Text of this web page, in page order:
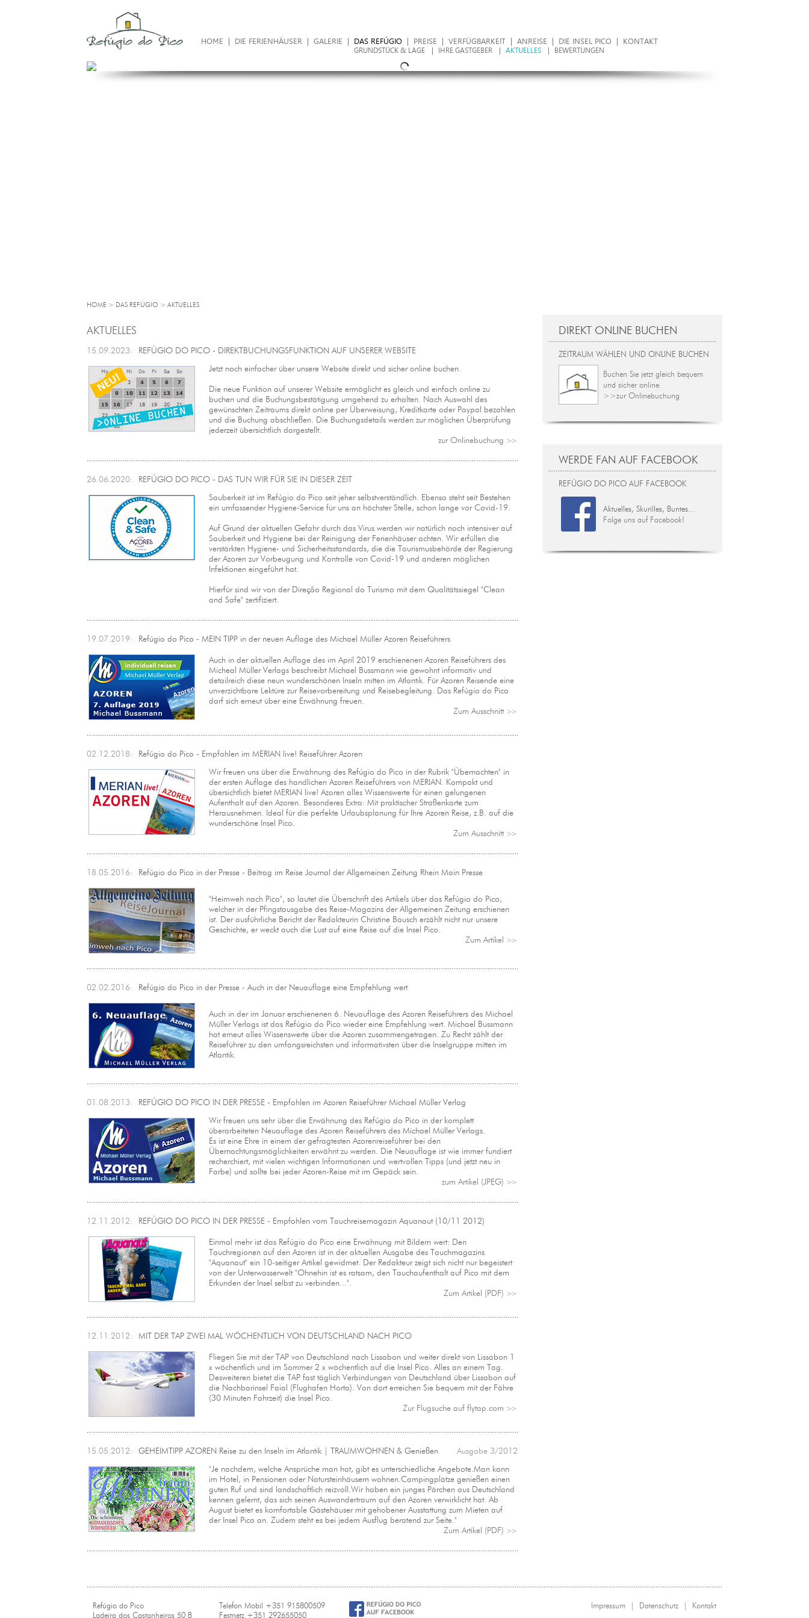
HOME DIE FERIENHÄUSER GALERIE DAS REFÚGIO PREISE VERFÜGBARKEIT ANREISE DIE INSEL PICO KONTAKT
GRUNDSTÜCK & LAGE IHRE GASTGEBER AKTUELLES BEWERTUNGEN
HOME > DAS REFÚGIO > AKTUELLES
AKTUELLES
15.09.2023:
REFÙGIO DO PICO - DIREKTBUCHUNGSFUNKTION AUF UNSERER WEBSITE
Jetzt noch einfacher über unsere Website direkt und sicher online buchen.
Die neue Funktion auf unserer Website ermöglicht es gleich und einfach online zu
buchen und die Buchungsbestätigung umgehend zu erhalten. Nach Auswahl des
gewünschten Zeitraums direkt online per Überweisung, Kreditkarte oder Paypal bezahlen
und die Buchung abschließen. Die Buchungsdetails werden zur möglichen Überprüfung
jederzeit übersichtlich dargestellt.
zur Onlinebuchung >>
26.06.2020:
REFÚGIO DO PICO - DAS TUN WIR FÜR SIE IN DIESER ZEIT
Sauberkeit ist im Refúgio do Pico seit jeher selbstverständlich. Ebenso steht seit Bestehen
ein umfassender Hygiene-Service für uns an höchster Stelle, schon lange vor Covid-19.
Auf Grund der aktuellen Gefahr durch das Virus werden wir natürlich noch intensiver auf
Sauberkeit und Hygiene bei der Reinigung der Ferienhäuser achten. Wir erfüllen die
verstärkten Hygiene- und Sicherheitsstandards, die die Tourismusbehörde der Regierung
der Azoren zur Vorbeugung und Kontrolle von Covid-19 und anderen möglichen
Infektionen eingeführt hat.
Hierfür sind wir von der Direção Regional do Turismo mit dem Qualitätssiegel "Clean
and Safe" zertifiziert.
19.07.2019: Refúgio do Pico - MEIN TIPP in der neuen Auflage des Michael Müller Azoren Reiseführers
Auch in der aktuellen Auflage des im April 2019 erschienenen Azoren Reiseführers des
Micheal Müller Verlags beschreibt Michael Bussmann wie gewohnt informativ und
detailreich diese neun wunderschönen Inseln mitten im Atlantik. Für Azoren Reisende eine
unverzichtbare Lektüre zur Reisevorbereitung und Reisebegleitung. Das Refúgio do Pico
darf sich erneut über eine Erwähnung freuen.
Zum Ausschnitt >>
02.12.2018:
Refúgio do Pico - Empfohlen im MERIAN live! Reiseführer Azoren
Wir freuen uns über die Erwähnung des Refúgio do Pico in der Rubrik "Übernachten" in
der ersten Auflage des handlichen Azoren Reiseführers von MERIAN. Kompakt und
übersichtlich bietet MERIAN live! Azoren alles Wissenswerte für einen gelungenen
Aufenthalt auf den Azoren. Besonderes Extra: Mit praktischer Straßenkarte zum
Herausnehmen. Ideal für die perfekte Urlaubsplanung für Ihre Azoren Reise, z.B. auf die
wunderschöne Insel Pico.
Zum Ausschnitt >>
18.05.2016: Refúgio do Pico in der Presse - Beitrag im Reise Journal der Allgemeinen Zeitung Rhein Main Presse
"Heimweh nach Pico", so lautet die Überschrift des Artikels über das Refúgio do Pico,
welcher in der Pfingstausgabe des Reise-Magazins der Allgemeinen Zeitung erschienen
ist. Der ausführliche Bericht der Redakteurin Christine Bausch erzählt nicht nur unsere
Geschichte, er weckt auch die Lust auf eine Reise auf die Insel Pico.
Zum Artikel >>
02.02.2016: Refúgio do Pico in der Presse - Auch in der Neuauflage eine Empfehlung wert
Auch in der im Januar erschienenen 6. Neuauflage des Azoren Reiseführers des Michael
Müller Verlags ist das Refúgio do Pico wieder eine Empfehlung wert. Michael Bussmann
hat erneut alles Wissenswerte über die Azoren zusammengetragen. Zu Recht zählt der
Reiseführer zu den umfangsreichsten und informativsten über die Inselgruppe mitten im
Atlantik.
01.08.2013:
REFÚGIO DO PICO IN DER PRESSE - Empfohlen im Azoren Reiseführer Michael Müller Verlag
Wir freuen uns sehr über die Erwähnung des Refúgio do Pico in der komplett
überarbeiteten Neuauflage des Azoren Reiseführers des Michael Müller Verlags.
Es ist eine Ehre in einem der gefragtesten Azorenreiseführer bei den
Übernachtungsmöglichkeiten erwähnt zu werden. Die Neuauflage ist wie immer fundiert
recherchiert, mit vielen wichtigen Informationen und wertvollen Tipps (und jetzt neu in
Farbe) und sollte bei jeder Azoren-Reise mit im Gepäck sein.
zum Artikel (JPEG) >>
12.11.2012: REFÚGIO DO PICO IN DER PRESSE - Empfohlen vom Tauchreisemagazin Aquanaut (10/11 2012)
Einmal mehr ist das Refúgio do Pico eine Erwähnung mit Bildern wert: Den
Tauchregionen auf den Azoren ist in der aktuellen Ausgabe des Tauchmagazins
"Aquanaut" ein 10-seitiger Artikel gewidmet. Der Redakteur zeigt sich nicht nur begeistert
von der Unterwasserwelt "Ohnehin ist es ratsam, den Tauchaufenthalt auf Pico mit dem
Erkunden der Insel selbst zu verbinden...".
Zum Artikel (PDF) >>
12.11.2012: MIT DER TAP ZWEI MAL WÖCHENTLICH VON DEUTSCHLAND NACH PICO
Fliegen Sie mit der TAP von Deutschland nach Lissabon und weiter direkt von Lissabon 1
x wöchentlich und im Sommer 2 x wöchentlich auf die Insel Pico. Alles an einem Tag.
Desweiteren bietet die TAP fast täglich Verbindungen von Deutschland über Lissabon auf
die Nachbarinsel Faial (Flughafen Horta). Von dort erreichen Sie bequem mit der Fähre
(30 Minuten Fahrzeit) die Insel Pico.
Zur Flugsuche auf flytap.com >>
15.05.2012: GEHEIMTIPP AZOREN Reise zu den Inseln im Atlantik | TRAUMWOHNEN & Genießen
Ausgabe 3/2012
"Je nachdem, welche Ansprüche man hat, gibt es unterschiedliche Angebote.Man kann
im Hotel, in Pensionen oder Natursteinhäusern wohnen.Campingplätze genießen einen
guten Ruf und sind landschaftlich reizvoll.Wir haben ein junges Pärchen aus Deutschland
kennen gelernt, das sich seinen Auswandertraum auf den Azoren verwirklicht hat. Ab
August bietet es komfortable Gästehäuser mit gehobener Ausstattung zum Mieten auf
der Insel Pico an. Zudem steht es bei jedem Ausflug beratend zur Seite."
Zum Artikel (PDF) >>
DIREKT ONLINE BUCHEN
ZEITRAUM WÄHLEN UND ONLINE BUCHEN
Buchen Sie jetzt gleich bequem
und sicher online.
>>zur Onlinebuchung
WERDE FAN AUF FACEBOOK
REFÚGIO DO PICO AUF FACEBOOK
Aktuelles, Skurilles, Buntes...
Folge uns auf Facebook!
Refúgio do Pico
Ladeira dos Castanheiros 50 B
Telefon Mobil +351 915800509
Festnetz +351 292655050
Impressum | Datenschutz | Kontakt